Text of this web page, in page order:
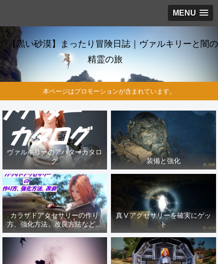
MENU
【黒い砂漠】まったり冒険日誌｜ヴァルキリーと闇の
精霊の旅
本ページはプロモーションが含まれています。
ヴァルキリーのアバターカタロ
グ
装備と強化
カラザドアクセサリーの作り
方、強化方法、改良方法などま
とめ【黒い砂漠冒険日誌１４１
真Ⅴアクセサリーを確実にゲッ
ト